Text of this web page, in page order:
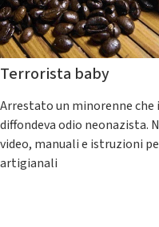
Terrorista baby
Arrestato un minorenne che
diffondeva odio neonazista.
video, manuali e istruzioni
artigianali